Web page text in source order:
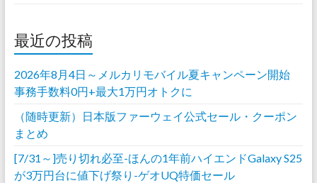
最近の投稿
2026年8月4日～メルカリモバイル夏キャンペーン開始
事務手数料0円+最大1万円オトクに
（随時更新）日本版ファーウェイ公式セール・クーポン
まとめ
[7/31～]売り切れ必至-ほんの1年前ハイエンドGalaxy S25
が3万円台に値下げ祭り-ゲオUQ特価セール